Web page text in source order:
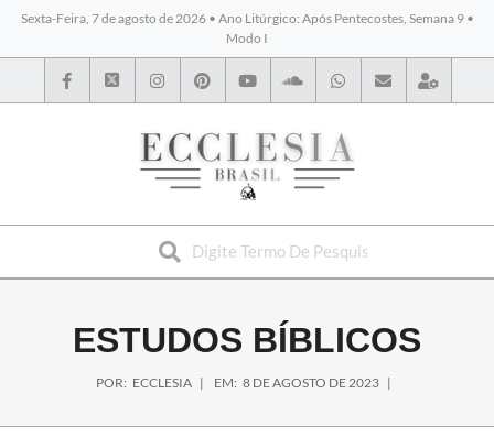
Sexta-Feira, 7 de agosto de 2026 • Ano Litúrgico: Após Pentecostes, Semana 9 •
Modo I
BYBLOS
ESTUDOS BÍBLICOS
POR: ECCLESIA EM: 8 DE AGOSTO DE 2023